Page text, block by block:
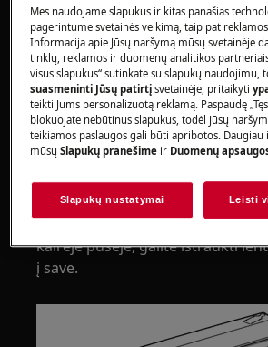
avalynę.
Atkreipkite dėmesį, kad
neprofesionalus remontas gali
pasekmių
DURŲ PLOVIMAS
rankomis, nesulenkdami ir
Kai lentynoje nėra surinkimo
kairėje pusėje, galite ištraukti
į save.
Mes naudojame slapukus ir kitas panašias
pagerintume svetainės veikimą, taip pat
Informacija apie Jūsų naršymą mūsų svetainėje
tinklų, reklamos ir duomenų analitikos
visus slapukus“ sutinkate su slapukų naudojimu,
suasmeninti Jūsų patirtįsvetainėje, pritaikyti
teikti Jums personalizuotą reklamą. Paspaudę
blokuojate nebūtinus slapukus, todėl Jūsų
teikiamos paslaugos gali būti apribotos.
mūsųSlapukų pranešime ir Duomenų
Slapukų nustatymai Leisti